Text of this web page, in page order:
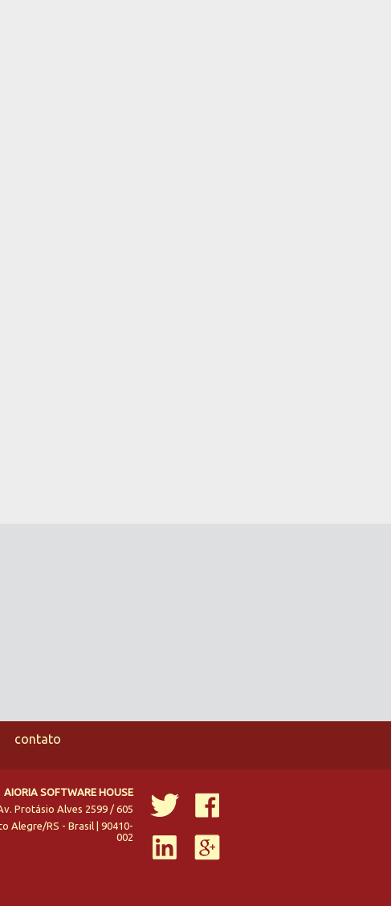
contato
AIORIA SOFTWARE HOUSE
Protásio Alves 2599 / 605
Alegre/RS - Brasil| 90410-
002